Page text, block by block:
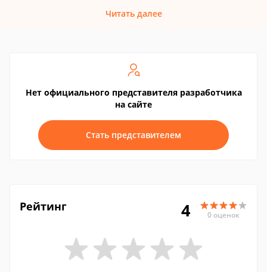
Читать далее
Нет официального представителя разработчика
на сайте
Стать представителем
Рейтинг 4 0 оценок